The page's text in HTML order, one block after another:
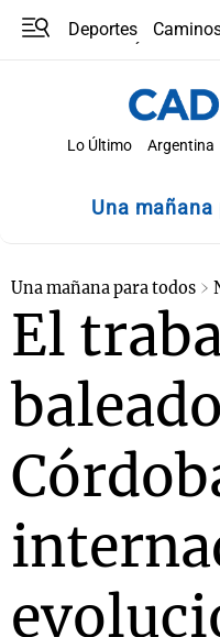
Deportes
Lo Último Argentina
Una
Una mañana para todos
El